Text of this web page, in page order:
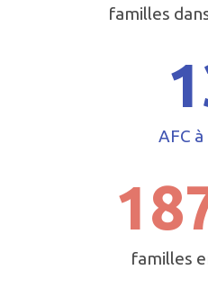
familles
AFC
familles